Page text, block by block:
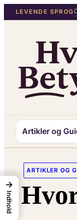
Spring
til
LEVENDE SPROG
Artikler og
ARTIKLER OG
→
Indhold